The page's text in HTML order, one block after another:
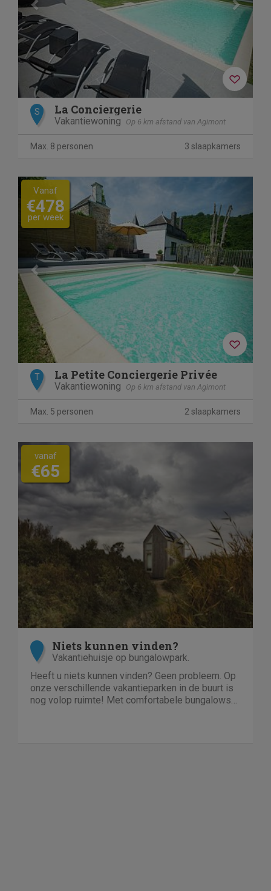
S La Conciergerie
Vakantiewoning Op 6 km afstand van Agimont
Max. 8 personen 3 slaapkamers
Previous
Vanaf
€478
per week
T La Petite Conciergerie Privée
Vakantiewoning Op 6 km afstand van Agimont
Max. 5 personen 2 slaapkamers
vanaf
€65
Niets kunnen vinden?
Vakantiehuisje op bungalowpark.
Heeft u niets kunnen vinden? Geen probleem. Op
onze verschillende vakantieparken in de buurt is
nog volop ruimte! Met comfortabele bungalows